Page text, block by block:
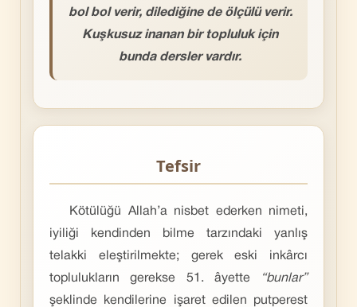
bol bol verir, dilediğine de ölçülü verir.
Kuşkusuz inanan bir topluluk için
bunda dersler vardır.
Tefsir
Kötülüğü Allah’a nisbet ederken nimeti,
iyiliği kendinden bilme tarzındaki yanlış
telakki eleştirilmekte; gerek eski inkârcı
toplulukların gerekse 51. âyette “bunlar”
şeklinde kendilerine işaret edilen putperest